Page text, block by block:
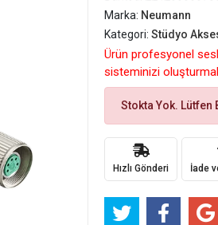
Marka: Neumann
Kategori:Stüdyo
Ürün profesyonel
sisteminizi
Stokta Yok. Lütfen
Hızlı Gönderi İade